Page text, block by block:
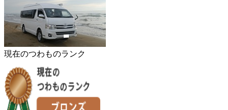
現在のつわものランク